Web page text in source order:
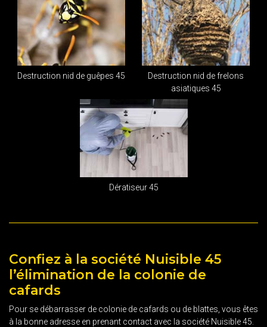
Destruction nid de guêpes 45
Destruction nid de frelons
asiatiques 45
Dératiseur 45
Confiez à la société Nuisible 45
l’élimination de la colonie de
cafards
Pour se débarrasser de colonie de cafards ou de blattes, vous êtes
à la bonne adresse en prenant contact avec la société Nuisible 45.